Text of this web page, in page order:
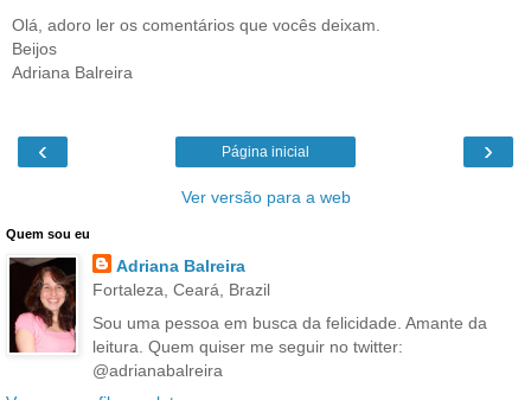
Olá, adoro ler os comentários que vocês deixam.
Beijos
Adriana Balreira
‹ ›
Página inicial
Ver versão para a web
Quem sou eu
Adriana Balreira
Fortaleza, Ceará, Brazil
Sou uma pessoa em busca da felicidade. Amante da
leitura. Quem quiser me seguir no twitter:
@adrianabalreira